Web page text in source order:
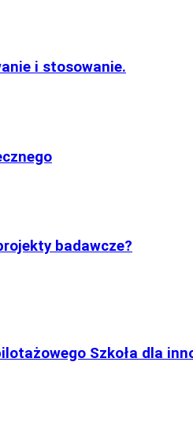
i stosowanie.
badawcze?
Szkoła dla